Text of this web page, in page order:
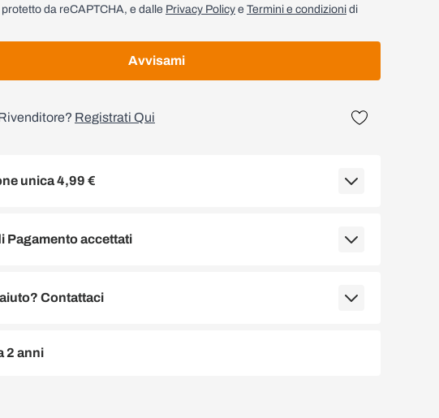
da reCAPTCHA, e dalle Privacy Policy e Termini e condizioni di
Avvisami
Registrati Qui
unica 4,99 €
Pagamento accettati
Contattaci
2 anni